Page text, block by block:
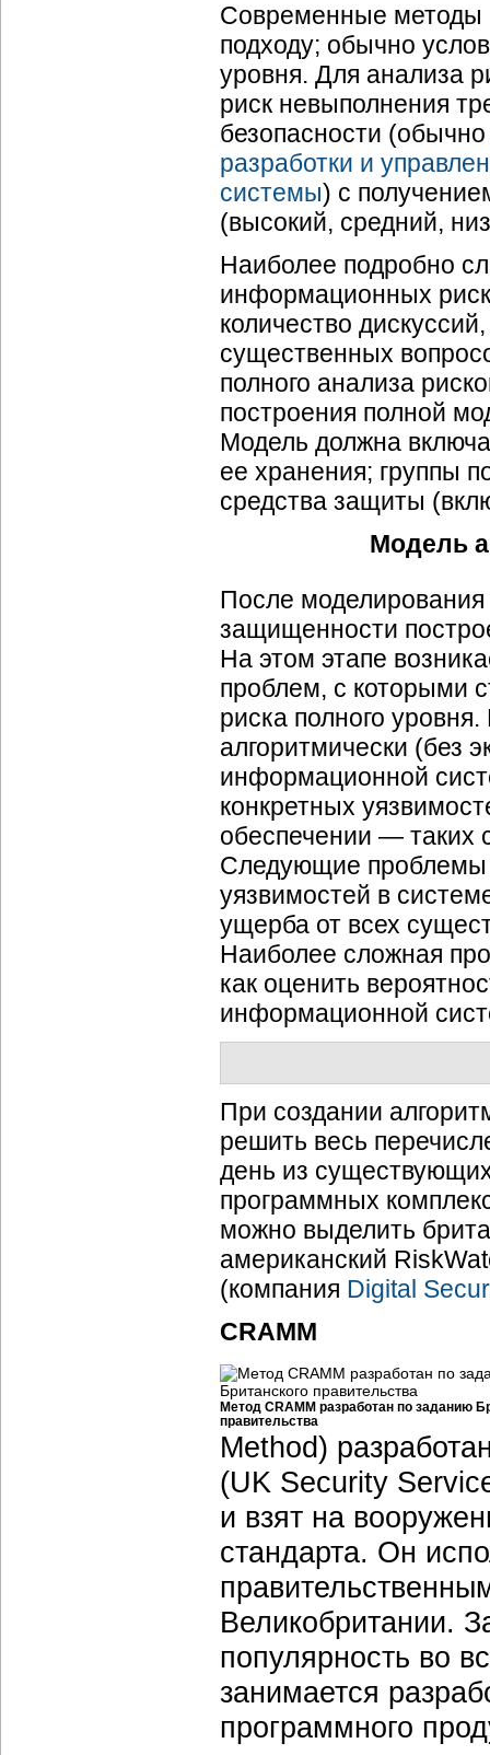
Современные методы
подходу; обычно
уровня. Для анализа
риск невыполнения
безопасности
разработки и
системы) с
(высокий, средний,
Наиболее подробно
информационных
количество
существенных
полного анализа
построения полной
Модель должна
ее хранения; группы
средства защиты
Модель
После моделирования
защищенности
На этом этапе
проблем, с которыми
риска полного
алгоритмически (без
информационной
конкретных
обеспечении — таких
Следующие проблемы
уязвимостей в
ущерба от всех
Наиболее сложная
как оценить
информационной
При создании
решить весь
день из
программных
можно выделить
американский
(компания Digital
CRAMM
Метод CRAMM разработан по заданию
правительства
Method)
(UK Security
и взят на
стандарта. Он
Великобритании.
популярность во
занимается
программного